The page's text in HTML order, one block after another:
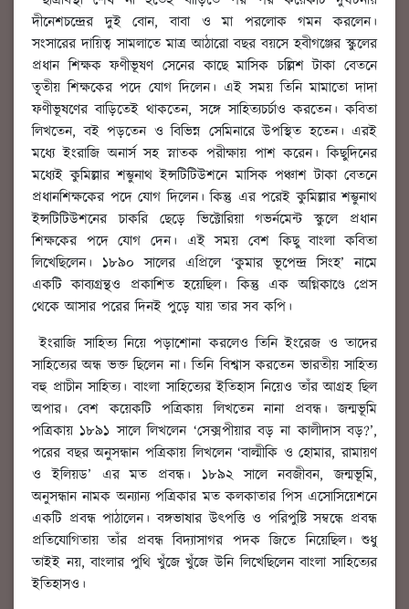
দীনেশচন্দ্রের দুই বোন, বাবা ও মা পরলোক গমন করলেন।
সংসারের দায়িত্ব সামলাতে মাত্র আঠারো বছর বয়সে হবীগঞ্জের স্কুলের
প্রধান শিক্ষক ফণীভূষণ সেনের কাছে মাসিক চল্লিশ টাকা বেতনে
তৃ্তীয় শিক্ষকের পদে যোগ দিলেন। এই সময় তিনি মামাতো দাদা
ফণীভূষণের বাড়িতেই থাকতেন, সঙ্গে সাহিত্যচর্চাও করতেন। কবিতা
লিখতেন, বই পড়তেন ও বিভিন্ন সেমিনারে উপস্থিত হতেন। এরই
মধ্যে ইংরাজি অনার্স সহ স্নাতক পরীক্ষায় পাশ করেন। কিছুদিনের
মধ্যেই কুমিল্লার শম্ভুনাথ ইন্সটিটিউশনে মাসিক পঞ্চাশ টাকা বেতনে
প্রধানশিক্ষকের পদে যোগ দিলেন। কিন্তু এর পরেই কুমিল্লার শম্ভুনাথ
ইন্সটিটিউশনের চাকরি ছেড়ে ভিক্টোরিয়া গভর্নমেন্ট স্কুলে প্রধান
শিক্ষকের পদে যোগ দেন। এই সময় বেশ কিছু বাংলা কবিতা
লিখেছিলেন। ১৮৯০ সালের এপ্রিলে ‘কুমার ভূপেন্দ্র সিংহ’ নামে
একটি কাব্যগ্রন্থও প্রকাশিত হয়েছিল। কিন্তু এক অগ্নিকাণ্ডে প্রেস
থেকে আসার পরের দিনই পুড়ে যায় তার সব কপি।
ইংরাজি সাহিত্য নিয়ে পড়াশোনা করলেও তিনি ইংরেজ ও তাদের
সাহিত্যের অন্ধ ভক্ত ছিলেন না। তিনি বিশ্বাস করতেন ভারতীয় সাহিত্য
বহু প্রাচীন সাহিত্য। বাংলা সাহিত্যের ইতিহাস নিয়েও তাঁর আগ্রহ ছিল
অপার। বেশ কয়েকটি পত্রিকায় লিখতেন নানা প্রবন্ধ। জন্মভূমি
পত্রিকায় ১৮৯১ সালে লিখলেন ‘সেক্সপীয়ার বড় না কালীদাস বড়?’,
পরের বছর অনুসন্ধান পত্রিকায় লিখলেন ‘বাল্মীকি ও হোমার, রামায়ণ
ও ইলিয়ড’ এর মত প্রবন্ধ। ১৮৯২ সালে নবজীবন, জন্মভূমি,
অনুসন্ধান নামক অন্যান্য পত্রিকার মত কলকাতার পিস এসোসিয়েশনে
একটি প্রবন্ধ পাঠালেন। বঙ্গভাষার উত্পত্তি ও পরিপুষ্টি সম্বন্ধে প্রবন্ধ
প্রতিযোগিতায় তাঁর প্রবন্ধ বিদ্যাসাগর পদক জিতে নিয়েছিল। শুধু
তাইই নয়, বাংলার পুথি খুঁজে খুঁজে উনি লিখেছিলেন বাংলা সাহিত্যের
ইতিহাসও।